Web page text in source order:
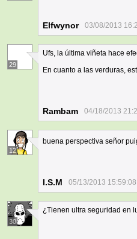
Elfwynor 03/08/2013
29
Ufs, la última viñeta hace
En cuanto a las verduras,
Rambam 04/18/2013
12
buena perspectiva señor
I.S.M 05/13/2013 15:59:08
30
¿Tienen ultra seguridad en